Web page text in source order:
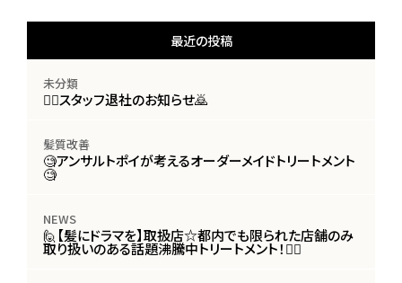
最近の投稿
未分類
🙇‍♀️スタッフ退社のお知らせ🙇
髪質改善
🧐アンサルトポイが考えるオーダーメイドトリートメント
🧐
NEWS
🙋【髪にドラマを】取扱店☆都内でも限られた店舗のみ
取り扱いのある話題沸騰中トリートメント！🙋‍♀️